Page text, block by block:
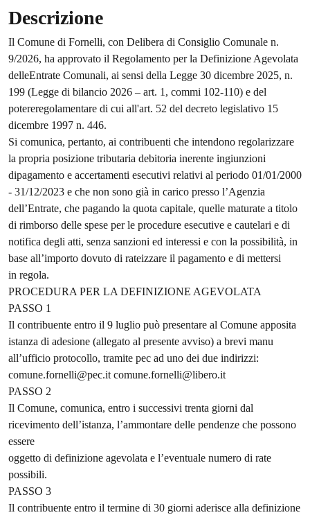
Descrizione
Il Comune di Fornelli, con Delibera di Consiglio Comunale n.
9/2026, ha approvato il Regolamento per la Definizione Agevolata
delleEntrate Comunali, ai sensi della Legge 30 dicembre 2025, n.
199 (Legge di bilancio 2026 – art. 1, commi 102-110) e del
potereregolamentare di cui all'art. 52 del decreto legislativo 15
dicembre 1997 n. 446.
Si comunica, pertanto, ai contribuenti che intendono regolarizzare
la propria posizione tributaria debitoria inerente ingiunzioni
dipagamento e accertamenti esecutivi relativi al periodo 01/01/2000
- 31/12/2023 e che non sono già in carico presso l’Agenzia
dell’Entrate, che pagando la quota capitale, quelle maturate a titolo
di rimborso delle spese per le procedure esecutive e cautelari e di
notifica degli atti, senza sanzioni ed interessi e con la possibilità, in
base all’importo dovuto di rateizzare il pagamento e di mettersi
in regola.
PROCEDURA PER LA DEFINIZIONE AGEVOLATA
PASSO 1
Il contribuente entro il 9 luglio può presentare al Comune apposita
istanza di adesione (allegato al presente avviso) a brevi manu
all’ufficio protocollo, tramite pec ad uno dei due indirizzi:
comune.fornelli@pec.it comune.fornelli@libero.it
PASSO 2
Il Comune, comunica, entro i successivi trenta giorni dal
ricevimento dell’istanza, l’ammontare delle pendenze che possono
essere
oggetto di definizione agevolata e l’eventuale numero di rate
possibili.
PASSO 3
Il contribuente entro il termine di 30 giorni aderisce alla definizione